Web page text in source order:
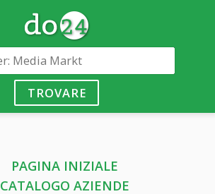
TROVARE
PAGINA INIZIALE
CATALOGO AZIENDE